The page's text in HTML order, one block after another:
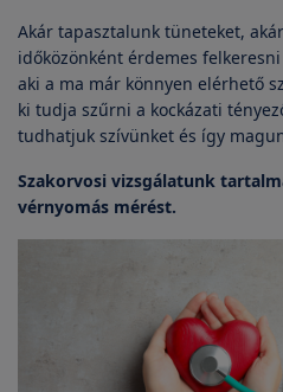
Akár tapasztalunk tüneteket,
időközönként érdemes
aki a ma már könnyen elérhető
ki tudja szűrni a kockázati
tudhatjuk szívünket és így
Szakorvosi vizsgálatunk
vérnyomás mérést.